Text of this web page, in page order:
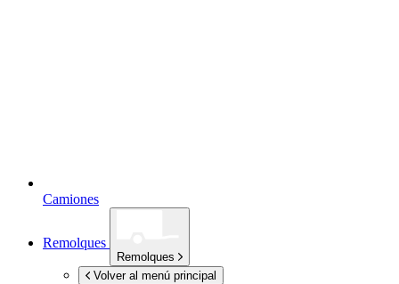
Camiones
Remolques
Remolques
Volver al menú principal